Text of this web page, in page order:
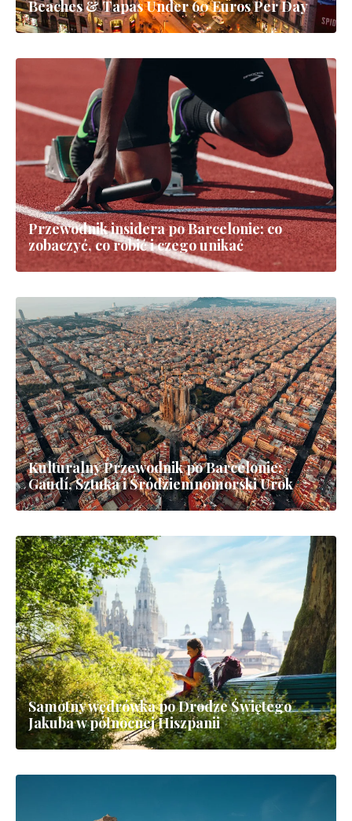
Barcelona Cultural Walk 2026: Gaudí, Gothic
Quarter & Catalan Art Deep Dive [Polish]
Barcelona Budget Guide 2026: Gaudi,
Beaches & Tapas Under 60 Euros Per Day
Przewodnik insidera po Barcelonie: co
zobaczyć, co robić i czego unikać